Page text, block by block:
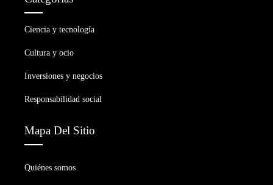
Ciencia y tecnología
Cultura y ocio
Inversiones y negocios
Responsabilidad social
Mapa Del Sitio
Quiénes somos